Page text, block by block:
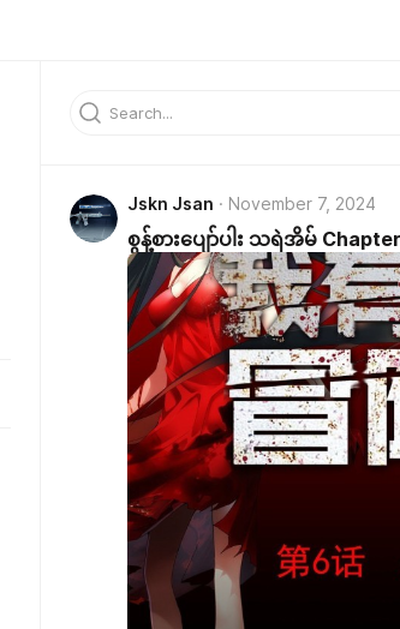
Jskn Jsan November 7, 2024
စွန့်စားပျော်ပါး သရဲအိမ်